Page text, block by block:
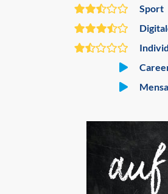
Sport
Mensa